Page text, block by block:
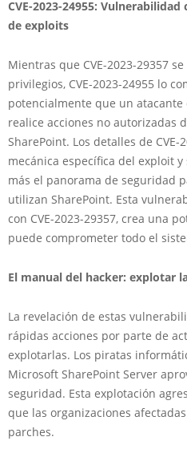
CVE-2023-24955:
de exploits
Mientras que CVE-2023-29357
privilegios, CVE-2023-24955 lo
potencialmente que un
realice acciones no autorizadas
SharePoint. Los detalles de CVE-
mecánica específica del exploit
más el panorama de seguridad
utilizan SharePoint. Esta
con CVE-2023-29357, crea una
puede comprometer todo el
El manual del hacker: explotar
La revelación de estas
rápidas acciones por parte de
explotarlas. Los piratas
Microsoft SharePoint Server
seguridad. Esta explotación
que las organizaciones
parches.